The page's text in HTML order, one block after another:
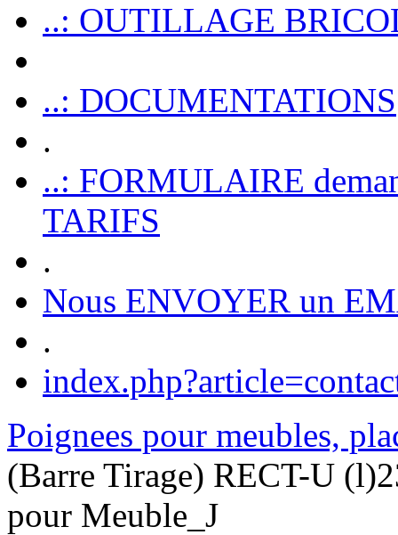
..: OUTILLAGE
..: DOCUMENTATIONS
.
..: FORMULAIRE
TARIFS
.
Nous ENVOYER un
.
Poignees pour meubles,
(Barre Tirage) RECT-U
pour Meuble_J